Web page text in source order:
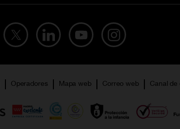
Operadores Mapa web Correo web Canal de